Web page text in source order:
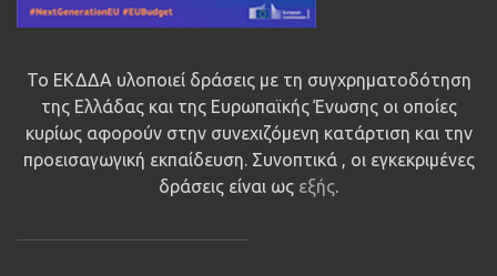
Το ΕΚΔΔΑ υλοποιεί δράσεις με τη συγχρηματοδότηση
της Ελλάδας και της Ευρωπαϊκής Ένωσης οι οποίες
κυρίως αφορούν στην συνεχιζόμενη κατάρτιση και την
προεισαγωγική εκπαίδευση. Συνοπτικά , οι εγκεκριμένες
δράσεις είναι ως εξής